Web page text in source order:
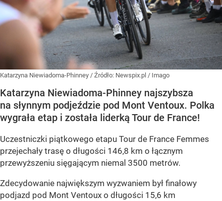
Katarzyna Niewiadoma-Phinney / Źródło: Newspix.pl / Imago
Katarzyna Niewiadoma-Phinney najszybsza
na słynnym podjeździe pod Mont Ventoux. Polka
wygrała etap i została liderką Tour de France!
Uczestniczki piątkowego etapu Tour de France Femmes
przejechały trasę o długości 146,8 km o łącznym
przewyższeniu sięgającym niemal 3500 metrów.
Zdecydowanie największym wyzwaniem był finałowy
podjazd pod Mont Ventoux o długości 15,6 km